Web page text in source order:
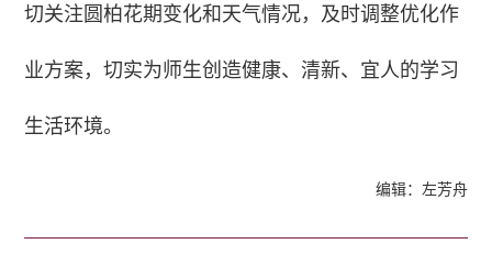
切关注圆柏花期变化和天气情况，及时调整优化作
业方案，切实为师生创造健康、清新、宜人的学习
生活环境。
编辑：左芳舟